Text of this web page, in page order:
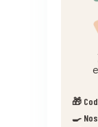
🎁
🍳